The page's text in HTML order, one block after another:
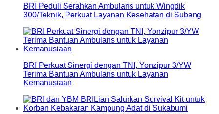
BRI Peduli Serahkan Ambulans untuk Wingdik
300/Teknik, Perkuat Layanan Kesehatan di Subang
BRI Perkuat Sinergi dengan TNI, Yonzipur 3/YW
Terima Bantuan Ambulans untuk Layanan
Kemanusiaan